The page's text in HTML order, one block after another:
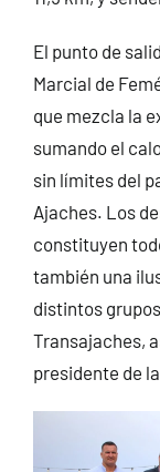
El punto de
Marcial de
que mezcla la
sumando el
sin límites del
Ajaches. Los
constituyen
también una
distintos
Transajaches,
presidente de